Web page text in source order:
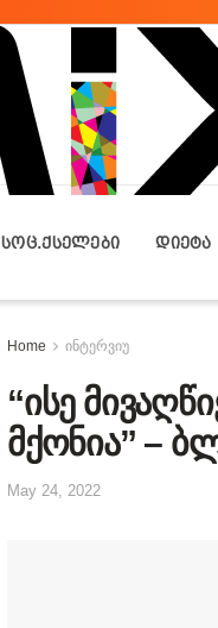
ᲡᲝᲪ.ᲥᲡᲔᲚᲔᲑᲘ ᲓᲘᲔᲢᲐ
Home ინტერვიუ
“ისე
მქონია” –
May 24, 2022